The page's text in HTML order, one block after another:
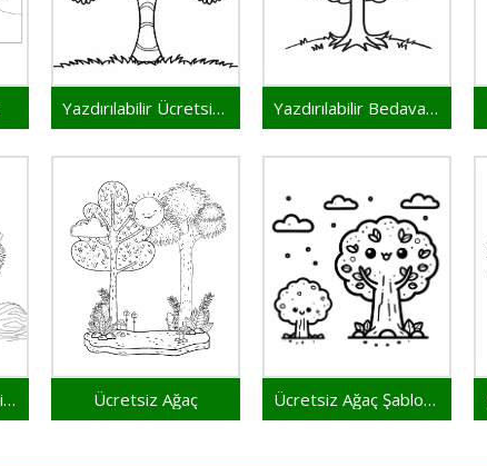
Yazdırılabilir Ücretsiz Ağaç Yazdırılabilir Bedava Ağaç
Ücretsiz Yazdırılabilir Ağaç Ücretsiz Ağaç Ücretsiz Ağaç Şablonu